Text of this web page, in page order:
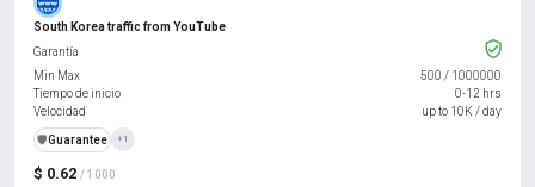
South Korea traffic from YouTube
$ 0.62 / 1000
Garantía
Min Max
500 / 1000000
Tiempo de inicio
0-12 hrs
Velocidad
up to 10K / day
️🛡️Guarantee +1